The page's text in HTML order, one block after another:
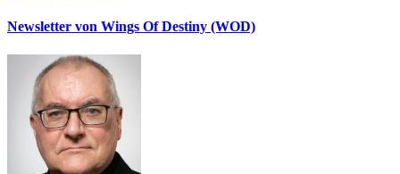
Newsletter von Wings Of Destiny (WOD)